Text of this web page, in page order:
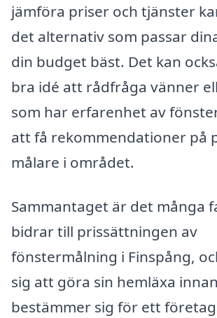
jämföra priser och tjänster
det alternativ som passar
din budget bäst. Det kan
bra idé att rådfråga vänner
som har erfarenhet av
att få rekommendationer på
målare i området.
Sammantaget är det många
bidrar till prissättningen av
fönstermålning i Finspång,
sig att göra sin hemläxa
bestämmer sig för ett